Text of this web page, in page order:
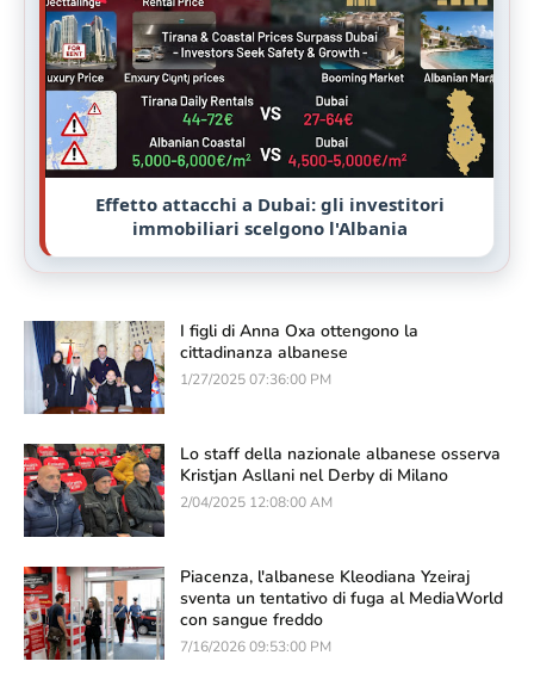
Effetto attacchi a Dubai: gli investitori
immobiliari scelgono l'Albania
I figli di Anna Oxa ottengono la
cittadinanza albanese
1/27/2025 07:36:00 PM
Lo staff della nazionale albanese osserva
Kristjan Asllani nel Derby di Milano
2/04/2025 12:08:00 AM
Piacenza, l'albanese Kleodiana Yzeiraj
sventa un tentativo di fuga al MediaWorld
con sangue freddo
7/16/2026 09:53:00 PM